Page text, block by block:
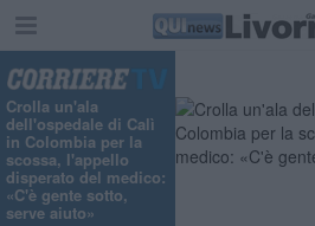
Crolla un'ala
dell'ospedale di Calì
in Colombia per la
scossa, l'appello
disperato del medico:
«C'è gente sotto,
serve aiuto»